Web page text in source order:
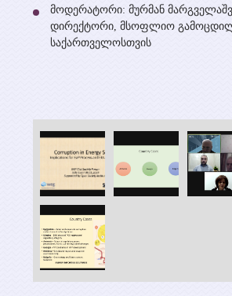
მოდერატორი: მურმან
დირექტორი, მსოფლიო
საქართველოსთვის